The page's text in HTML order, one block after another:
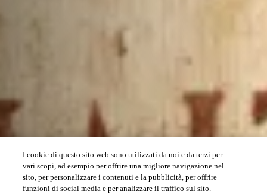
I cookie di questo sito web sono utilizzati da noi e da terzi per
vari scopi, ad esempio per offrire una migliore navigazione nel
sito, per personalizzare i contenuti e la pubblicità, per offrire
funzioni di social media e per analizzare il traffico sul sito.